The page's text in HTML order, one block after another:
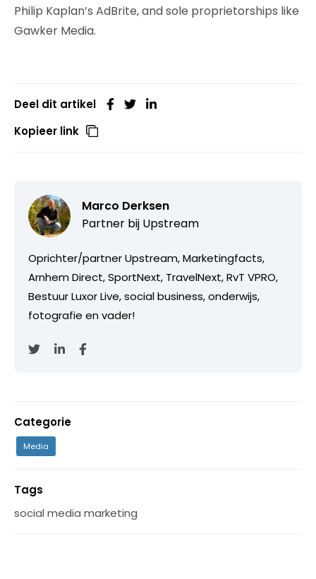
Philip Kaplan’s AdBrite, and sole proprietorships like
Gawker Media.
Deel dit artikel
Kopieer link
Marco Derksen
Partner bij Upstream
Oprichter/partner Upstream, Marketingfacts,
Arnhem Direct, SportNext, TravelNext, RvT VPRO,
Bestuur Luxor Live, social business, onderwijs,
fotografie en vader!
Categorie
Media
Tags
social media marketing